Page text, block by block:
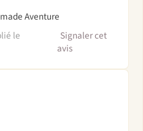
Aventure
le
Signaler cet
avis